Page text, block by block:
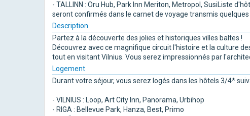
- TALLINN : Oru Hub, Park Inn Meriton, Metropol, SusiListe
seront confirmés dans le carnet de voyage transmis
Description
Partez à la découverte des jolies et historiques villes baltes !
Découvrez avec ce magnifique circuit l'histoire et la culture
tout en visitant Vilnius. Vous serez impressionnés par
Logement
Durant votre séjour, vous serez logés dans les hôtels 3/4*
- VILNIUS : Loop, Art City Inn, Panorama, Urbihop
- RIGA : Bellevue Park, Hanza, Best, Primo